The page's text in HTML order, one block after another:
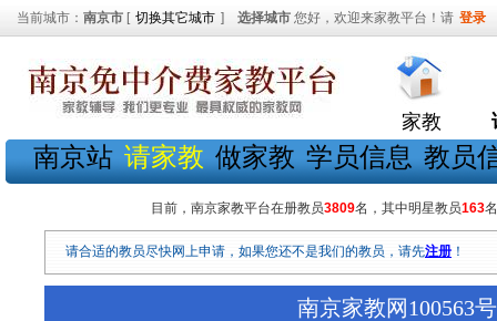
当前城市： 南京市 [ 切换其它城市 ] 选择城市 您好，欢迎来家教平台！请 登录
家教
南京站 请家教 做家教 学员信息 教员
目前，南京家教平台在册教员3809名，其中明星教员163
请合适的教员尽快网上申请，如果您还不是我们的教员，请先注册 ！
南京家教网100563